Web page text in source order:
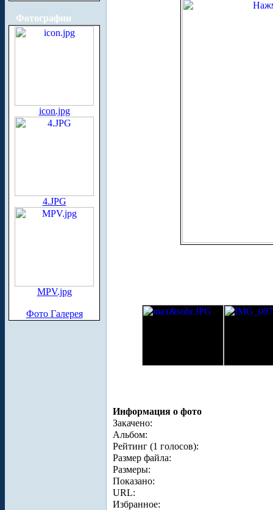
Фотографии
icon.jpg
4.JPG
MPV.jpg
Фото Галерея
Информация о фото
Закачено:
Альбом:
Рейтинг (1 голосов):
Размер файла:
Размеры:
Показано:
URL:
Избранное: